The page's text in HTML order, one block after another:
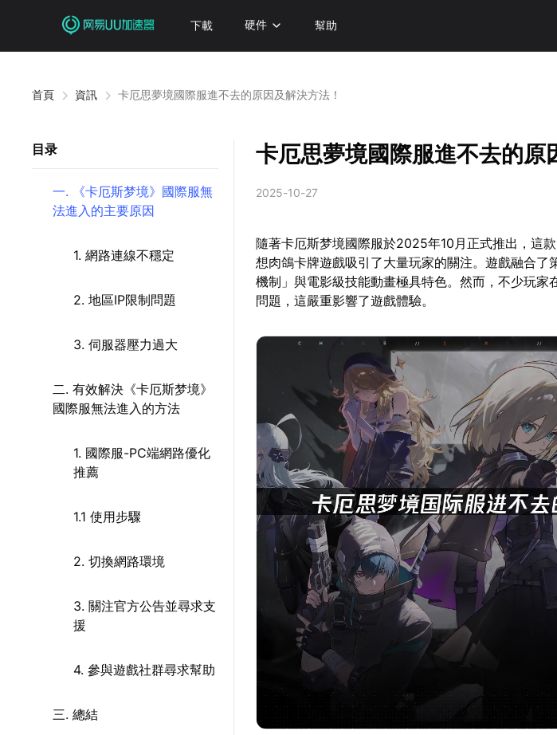
下載 硬件 幫助
首頁 資訊 卡厄思夢境國際服進不去的原因及解決方法！
目录
一. 《卡厄斯梦境》國際服無
法進入的主要原因
1. 網路連線不穩定
2. 地區IP限制問題
3. 伺服器壓力過大
二. 有效解決《卡厄斯梦境》
國際服無法進入的方法
1. 國際服-PC端網路優化
推薦
1.1 使用步驟
2. 切換網路環境
3. 關注官方公告並尋求支
援
4. 參與遊戲社群尋求幫助
三. 總結
卡厄思夢境國際服進不去的原
2025-10-27
隨著卡厄斯梦境國際服於2025年10月正式推出，這
想肉鴿卡牌遊戲吸引了大量玩家的關注。遊戲融合
機制」與電影級技能動畫極具特色。然而，不少玩家
問題，這嚴重影響了遊戲體驗。